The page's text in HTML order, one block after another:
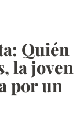
Quién
la joven
por un